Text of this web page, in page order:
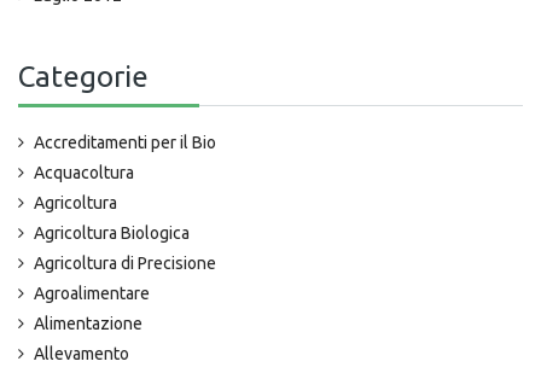
Categorie
Accreditamenti per il Bio
Acquacoltura
Agricoltura
Agricoltura Biologica
Agricoltura di Precisione
Agroalimentare
Alimentazione
Allevamento